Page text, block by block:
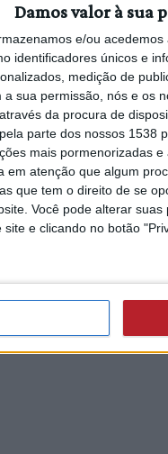
Damos valor à sua
e/ou
identificadores únicos e
medição de
a sua permissão, nós e os
da procura de
parte dos nossos 1538
mais pormenorizadas
em atenção que algum
que tem o direito de se
Você pode alterar
e clicando no botão